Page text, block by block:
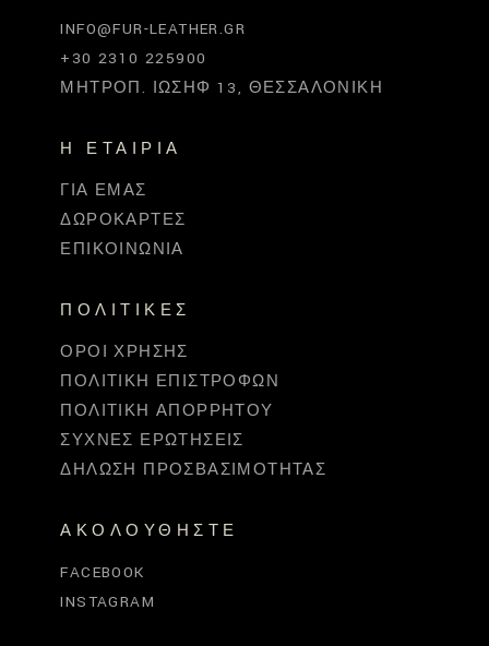
INFO@FUR-LEATHER.GR
+30 2310 225900
ΜΗΤΡΟΠ. ΙΩΣΉΦ 13, ΘΕΣΣΑΛΟΝΊΚΗ
Η ΕΤΑΙΡΊΑ
ΓΙΑ ΕΜΆΣ
ΔΩΡΟΚΆΡΤΕΣ
ΕΠΙΚΟΙΝΩΝΊΑ
ΠΟΛΙΤΙΚΈΣ
ΌΡΟΙ ΧΡΉΣΗΣ
ΠΟΛΙΤΙΚΉ ΕΠΙΣΤΡΟΦΏΝ
ΠΟΛΙΤΙΚΉ ΑΠΟΡΡΉΤΟΥ
ΣΥΧΝΈΣ ΕΡΩΤΉΣΕΙΣ
ΔΉΛΩΣΗ ΠΡΟΣΒΑΣΙΜΌΤΗΤΑΣ
ΑΚΟΛΟΥΘΉΣΤΕ
FACEBOOK
INSTAGRAM